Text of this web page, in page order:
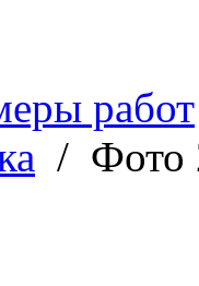
работ
/ Фото